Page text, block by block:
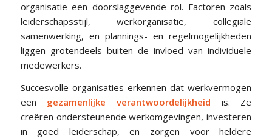
organisatie een doorslaggevende rol. Factoren zoals
leiderschapsstijl, werkorganisatie, collegiale
samenwerking, en plannings- en regelmogelijkheden
liggen grotendeels buiten de invloed van individuele
medewerkers.
Succesvolle organisaties erkennen dat werkvermogen
een gezamenlijke verantwoordelijkheid is. Ze
creëren ondersteunende werkomgevingen, investeren
in goed leiderschap, en zorgen voor heldere